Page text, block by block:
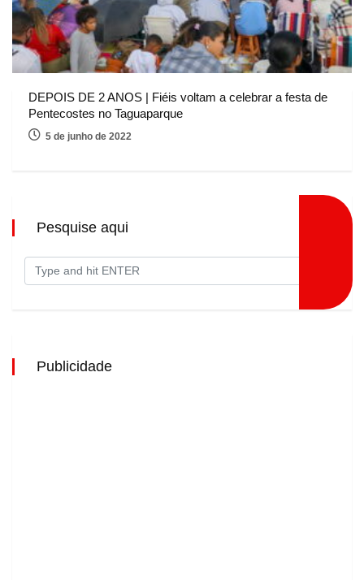
DEPOIS DE 2 ANOS | Fiéis voltam a celebrar a festa de
Pentecostes no Taguaparque
5 de junho de 2022
Pesquise aqui
Publicidade